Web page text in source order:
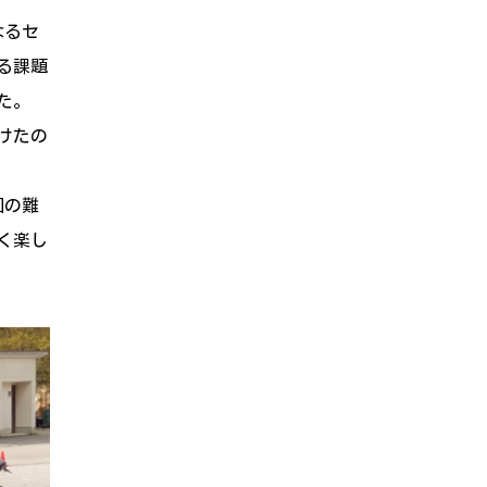
るセ
課題
。
たの
の難
楽し